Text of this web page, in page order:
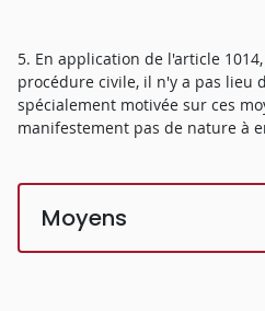
5. En application de l'article
procédure civile, il n'y a pas lieu
spécialement motivée sur ces
manifestement pas de nature à
Moyens